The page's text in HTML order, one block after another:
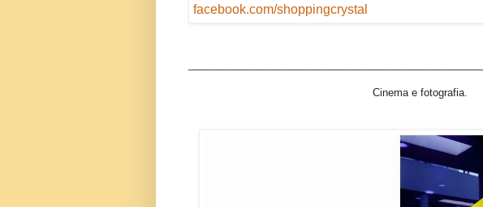
facebook.com/shoppingcrystal
Cinema e fotografia.